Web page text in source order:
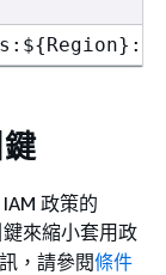
{Region}:$
政策的
來縮小套用政
，請參閱條件